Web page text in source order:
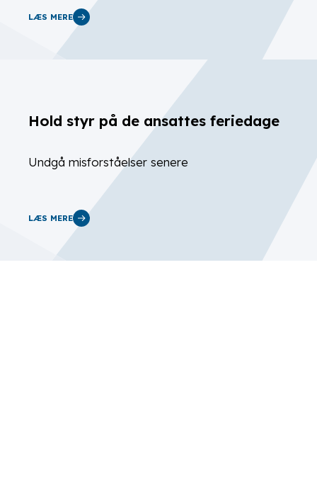
LÆS MERE
Hold styr på de ansattes feriedage
Undgå misforståelser senere
LÆS MERE